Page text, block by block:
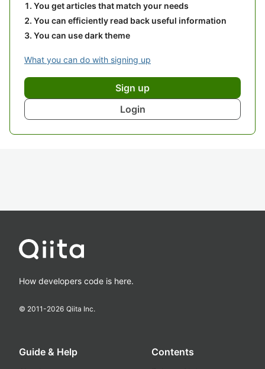
You get articles that match your needs
You can efficiently read back useful information
You can use dark theme
What you can do with signing up
Sign up
Login
How developers code is here.
© 2011-2026 Qiita Inc.
Guide & Help Contents